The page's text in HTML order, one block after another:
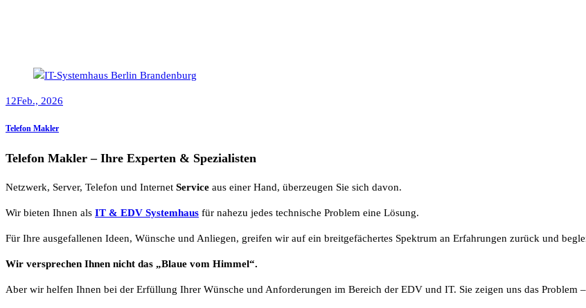
12Feb., 2026
Telefon Makler
Telefon Makler – Ihre Experten & Spezialisten
Netzwerk, Server, Telefon und Internet Service aus einer Hand, überzeugen Sie sich davon.
Wir bieten Ihnen als IT & EDV Systemhaus für nahezu jedes technische Problem eine Lösung.
Für Ihre ausgefallenen Ideen, Wünsche und Anliegen, greifen wir auf ein breitgefächertes Spektrum an Erfahrungen zurück und
Wir versprechen Ihnen nicht das „Blaue vom Himmel“.
Aber wir helfen Ihnen bei der Erfüllung Ihrer Wünsche und Anforderungen im Bereich der EDV und IT. Sie zeigen uns das Problem